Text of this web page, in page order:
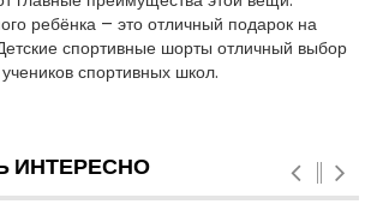
ребёнка – это отличный подарок на
спортивные шорты отличный выбор
спортивных школ.
ИНТЕРЕСНО